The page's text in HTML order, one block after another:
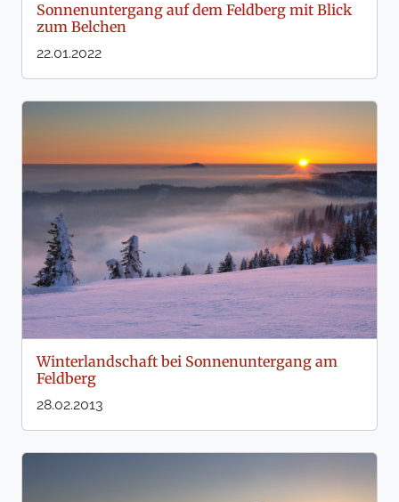
Sonnenuntergang auf dem Feldberg mit Blick
zum Belchen
22.01.2022
Winterlandschaft bei Sonnenuntergang am
Feldberg
28.02.2013